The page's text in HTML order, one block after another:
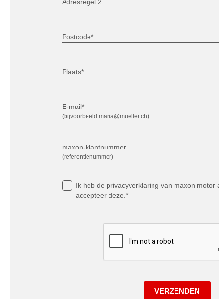
Adresregel 2
Postcode*
Plaats*
(bijvoorbeeld maria@mueller.ch)
E-mail*
(referentienummer)
maxon-klantnummer
Ik heb de privacyverklaring van maxon motor
accepteer deze.*
VERZENDEN